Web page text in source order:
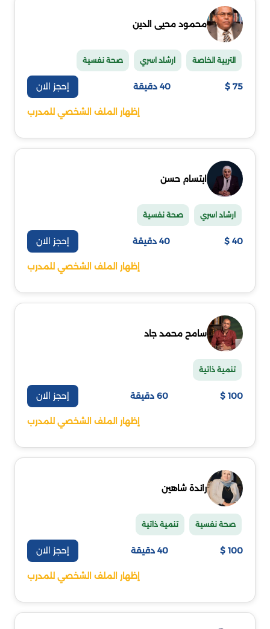
محمود محيى الدين
التربية الخاصة ارشاد اسري صحة نفسية
75 $ 40 دقيقة إحجز الان
إظهار الملف الشخصي للمدرب
ابتسام حسن
ارشاد اسري صحة نفسية
40 $ 40 دقيقة إحجز الان
إظهار الملف الشخصي للمدرب
سامح محمد جاد
تنمية ذاتية
100 $ 60 دقيقة إحجز الان
إظهار الملف الشخصي للمدرب
راندة شاهين
صحة نفسية تنمية ذاتية
100 $ 40 دقيقة إحجز الان
إظهار الملف الشخصي للمدرب